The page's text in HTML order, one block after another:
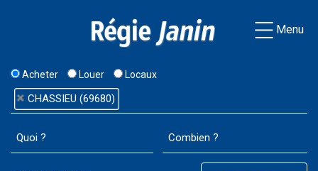
Menu
Acheter Louer Locaux
CHASSIEU (69680)